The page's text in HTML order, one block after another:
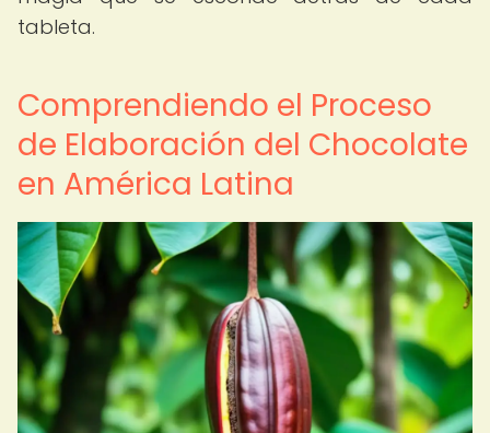
tableta.
Comprendiendo el Proceso
de Elaboración del Chocolate
en América Latina